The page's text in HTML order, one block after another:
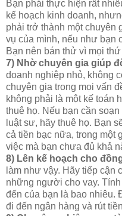
Bạn phải thực hiện rất
kế hoạch kinh doanh,
phải trở thành một chuyên
vụ của mình, nếu như bạn
Bạn nên bán thử vì mọi
7) Nhờ chuyên gia giúp
doanh nghiệp nhỏ, không
chuyên gia trong mọi vấn
không phải là một kế toán
thuê họ. Nếu bạn cần
luật sư, hãy thuê họ. Bạn
cả tiền bạc nữa, trong một
việc mà bạn chưa đủ khả
8) Lên kế hoạch cho
làm như vậy. Hãy tiếp cận
những người cho vay.
đến của bạn là bao
đi đến ngân hàng và rút